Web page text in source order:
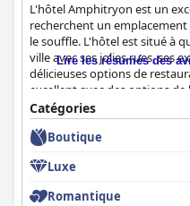
L'hôtel Amphitryon est un
recherchent un
le souffle. L'hôtel est situé à
ville avec ses jolies rues, ses
délicieuses options de
excellent avec des options
servies sur commande. Les
mitigées, mais la plupart des
expérience. L'hôtel est très
de nombreux clients louant
convivialité et leur service
besoin d'être amélioré, mais
Lire les résumés des
Catégories
Boutique
Luxe
Romantique